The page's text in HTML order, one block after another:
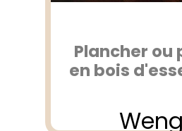
Plancher ou
en bois